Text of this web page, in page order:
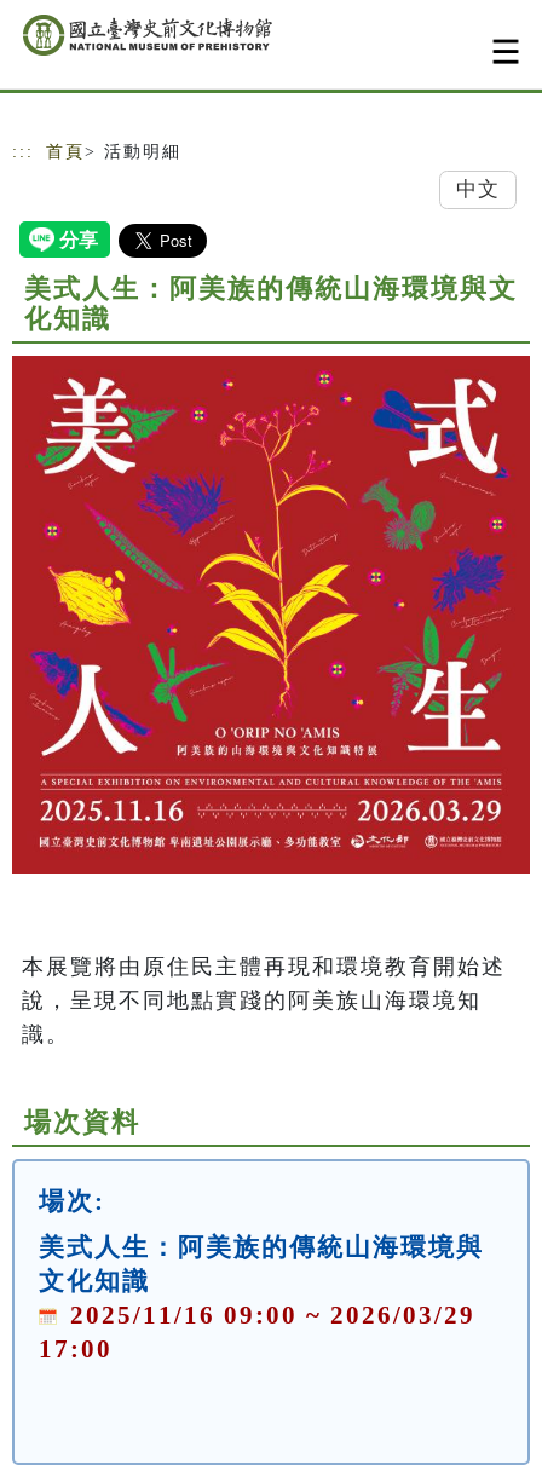
跳到主要內容
網站導覽
::: 首頁 > 活動明細
中文
美式人生：阿美族的傳統山海環境與文
化知識
本展覽將由原住民主體再現和環境教育開始述
說，呈現不同地點實踐的阿美族山海環境知
識。
場次資料
場次:
美式人生：阿美族的傳統山海環境與
文化知識
2025/11/16 09:00 ~ 2026/03/29
17:00